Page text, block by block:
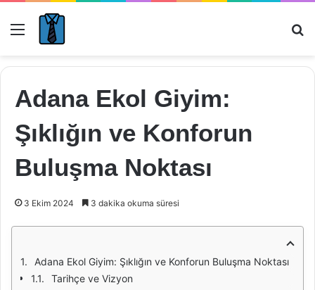
Menü
Adana Ekol Giyim:
Şıklığın ve Konforun
Buluşma Noktası
3 Ekim 2024 3 dakika okuma süresi
Adana Ekol Giyim: Şıklığın ve Konforun Buluşma Noktası
Tarihçe ve Vizyon